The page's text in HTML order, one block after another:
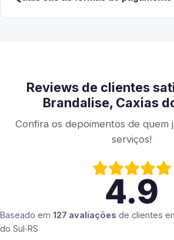
Reviews de clientes
Brandalise, Caxias
Confira os depoimentos de quem
serviços!
4.9
Baseado em 127 avaliações de clientes
do Sul‑RS